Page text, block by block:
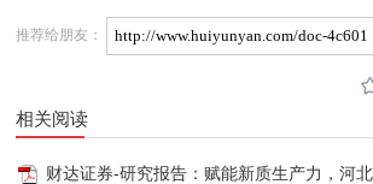
推荐给朋友：
相关阅读
财达证券-研究报告：赋能新质生产力，河